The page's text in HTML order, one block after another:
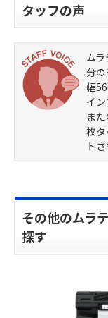
タッフの声
ム
分
幅
イ
ま
枚
ト
その他のムラ
探す